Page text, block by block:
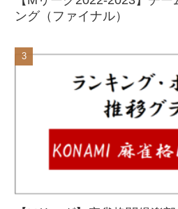
ング（ファイナル）